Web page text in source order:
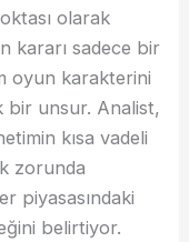
olarak
kararı sadece bir
oyun karakterini
bir unsur. Analist,
kısa vadeli
zorunda
piyasasındaki
belirtiyor.